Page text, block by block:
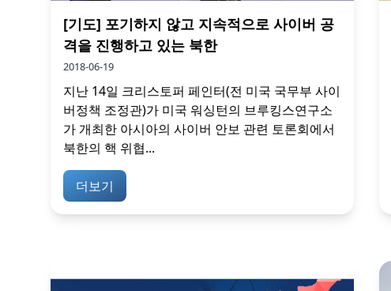
[기도] 포기하지 않고 지속적으로 사이버 공
격을 진행하고 있는 북한
2018-06-19
지난 14일 크리스토퍼 페인터(전 미국 국무부 사이
버정책 조정관)가 미국 워싱턴의 브루킹스연구소
가 개최한 아시아의 사이버 안보 관련 토론회에서
북한의 핵 위협...
더보기